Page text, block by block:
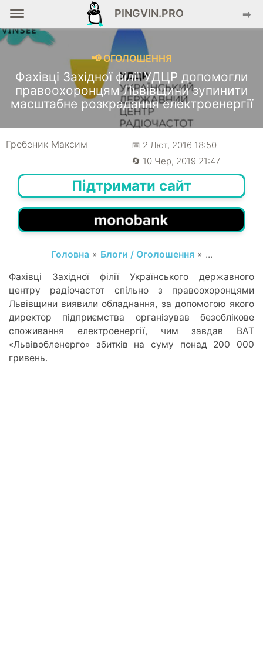
PINGVIN.PRO ➡️
📢 ОГОЛОШЕННЯ
Фахівці Західної філії УДЦР допомогли
правоохоронцям Львівщини зупинити
масштабне розкрадання електроенергії
Гребеник Максим
📅 2 Лют, 2016 18:50
🔄 10 Чер, 2019 21:47
Підтримати сайт
Головна» Блоги / Оголошення » ...
Фахівці Західної філії Українського державного
центру радіочастот спільно з правоохоронцями
Львівщини виявили обладнання, за допомогою якого
директор підприємства організував безоблікове
споживання електроенергії, чим завдав ВАТ
«Львівобленерго» збитків на суму понад 200 000
гривень.